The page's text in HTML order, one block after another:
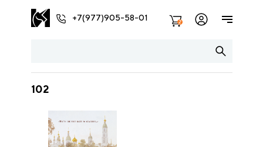
+7(977)905-58-01 2
102